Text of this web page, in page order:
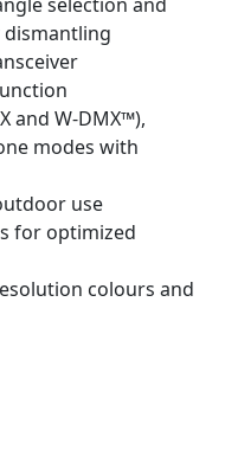
and W-DMX™),
modes with
use
for optimized
colours and